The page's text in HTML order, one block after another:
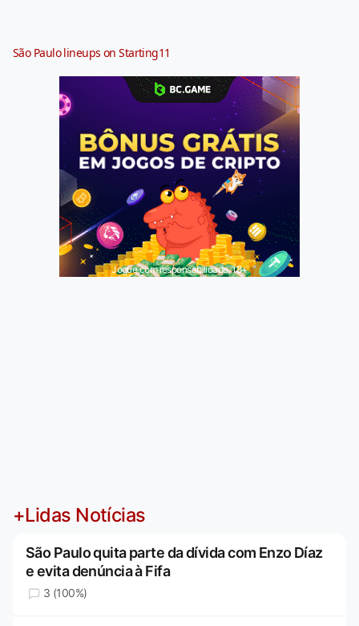
São Paulo lineups on Starting11
Jogue com responsabilidade. 18+
+Lidas Notícias
São Paulo quita parte da dívida com Enzo Díaz
e evita denúncia à Fifa
3 (100%)